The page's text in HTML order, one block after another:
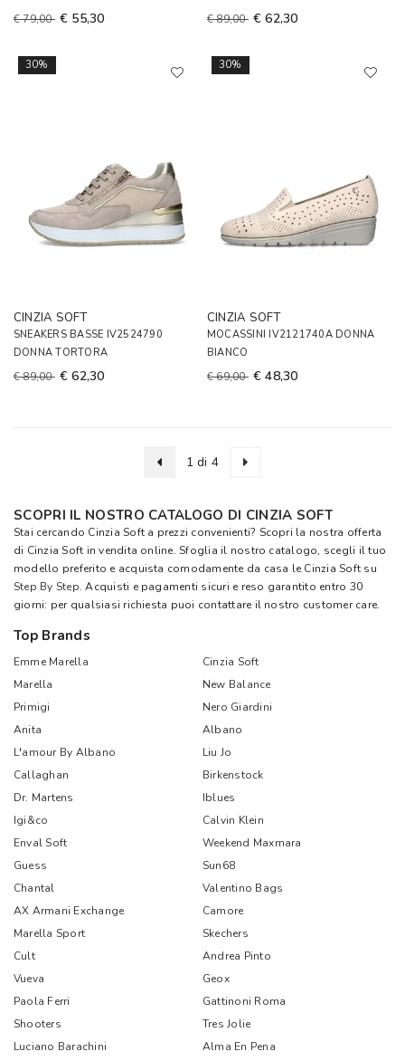
€ 79,00 € 55,30 € 89,00 € 62,30
30%
CINZIA SOFT
SNEAKERS BASSE IV2524790
DONNA TORTORA
€ 89,00 € 62,30
30%
CINZIA SOFT
MOCASSINI IV2121740A DONNA
BIANCO
€ 69,00 € 48,30
1 di 4
SCOPRI IL NOSTRO CATALOGO DI CINZIA SOFT
Stai cercando Cinzia Soft a prezzi convenienti? Scopri la nostra offerta
di Cinzia Soft in vendita online. Sfoglia il nostro catalogo, scegli il tuo
modello preferito e acquista comodamente da casa le Cinzia Soft su
Step By Step. Acquisti e pagamenti sicuri e reso garantito entro 30
giorni: per qualsiasi richiesta puoi contattare il nostro customer care.
Top Brands
Emme Marella
Cinzia Soft
Marella
New Balance
Primigi
Nero Giardini
Anita
Albano
L'amour By Albano
Liu Jo
Callaghan
Birkenstock
Dr. Martens
Iblues
Igi&co
Calvin Klein
Enval Soft
Weekend Maxmara
Guess
Sun68
Chantal
Valentino Bags
AX Armani Exchange
Camore
Marella Sport
Skechers
Cult
Andrea Pinto
Vueva
Geox
Paola Ferri
Gattinoni Roma
Shooters
Tres Jolie
Luciano Barachini
Alma En Pena